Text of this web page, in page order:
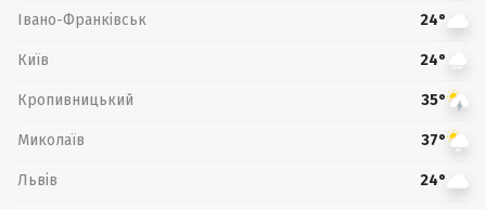
Івано-Франківськ 24°
Київ 24°
Кропивницький 35°
Миколаїв 37°
Львів 24°